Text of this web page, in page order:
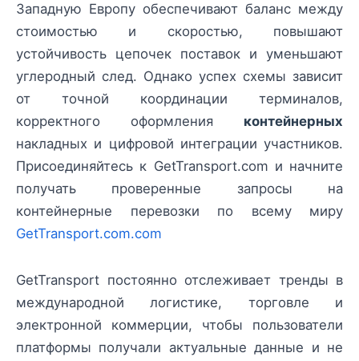
Западную Европу обеспечивают баланс между
стоимостью и скоростью, повышают
устойчивость цепочек поставок и уменьшают
углеродный след. Однако успех схемы зависит
от точной координации терминалов,
корректного оформления контейнерных
накладных и цифровой интеграции участников.
Присоединяйтесь к GetTransport.com и начните
получать проверенные запросы на
контейнерные перевозки по всему миру
GetTransport.com.com
GetTransport постоянно отслеживает тренды в
международной логистике, торговле и
электронной коммерции, чтобы пользователи
платформы получали актуальные данные и не